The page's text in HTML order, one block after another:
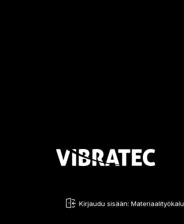
Kirjaudu sisään: Materiaalityökalu